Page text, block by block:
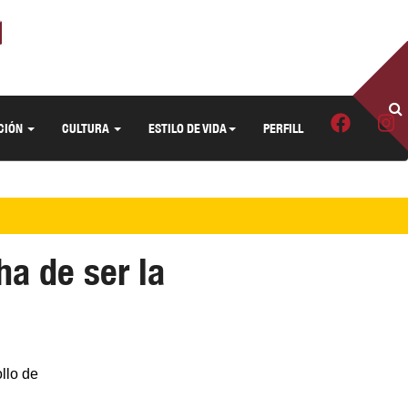
CULTURA ESTILO DE VIDA PERFILL
de ser la
de